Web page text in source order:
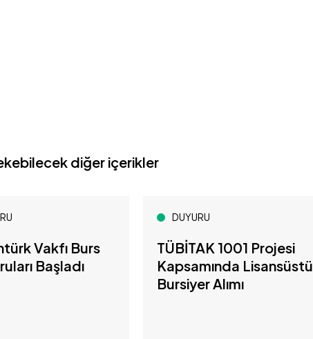
diğer içerikler
Vakfı Burs
Başladı
DUYURU
TÜBİTAK 1001 Projesi
Kapsamında Lisansüstü
Bursiyer Alımı